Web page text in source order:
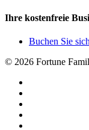
Ihre kostenfreie
Buchen Sie
© 2026 Fortune